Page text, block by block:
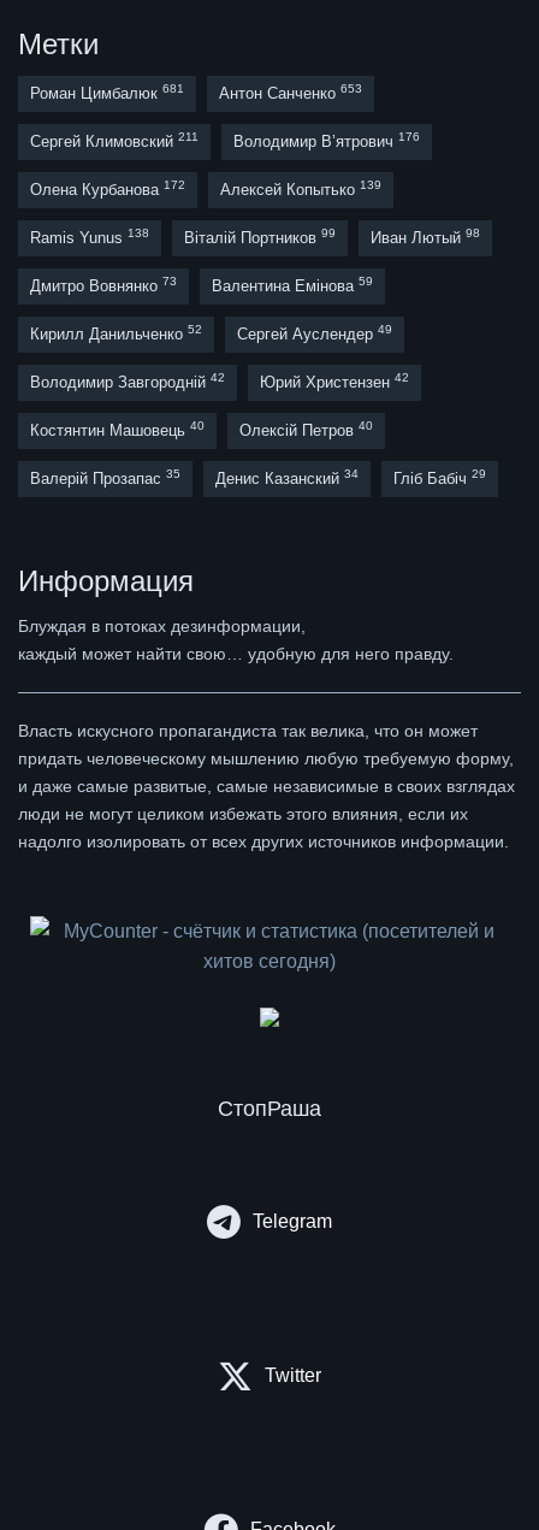
Метки
Роман Цимбалюк 681 Антон Санченко 653
Сергей Климовский 211 Володимир В’ятрович 176
Олена Курбанова 172 Алексей Копытько 139
Ramis Yunus 138 Віталій Портников 99 Иван Лютый 98
Дмитро Вовнянко 73 Валентина Емінова 59
Кирилл Данильченко 52 Сергей Ауслендер 49
Володимир Завгородній 42 Юрий Христензен 42
Костянтин Машовець 40 Олексій Петров 40
Валерій Прозапас 35 Денис Казанский 34 Гліб Бабіч 29
Информация
Блуждая в потоках дезинформации,
каждый может найти свою… удобную для него правду.
Власть искусного пропагандиста так велика, что он может
придать человеческому мышлению любую требуемую форму,
и даже самые развитые, самые независимые в своих взглядах
люди не могут целиком избежать этого влияния, если их
надолго изолировать от всех других источников информации.
СтопРаша
Telegram
Twitter